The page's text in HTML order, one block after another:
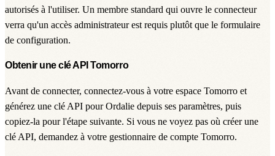
autorisés à l'utiliser. Un membre standard qui ouvre le connecteur
verra qu'un accès administrateur est requis plutôt que le formulaire
de configuration.
Obtenir une clé API Tomorro
Avant de connecter, connectez-vous à votre espace Tomorro et
générez une clé API pour Ordalie depuis ses paramètres, puis
copiez-la pour l'étape suivante. Si vous ne voyez pas où créer une
clé API, demandez à votre gestionnaire de compte Tomorro.